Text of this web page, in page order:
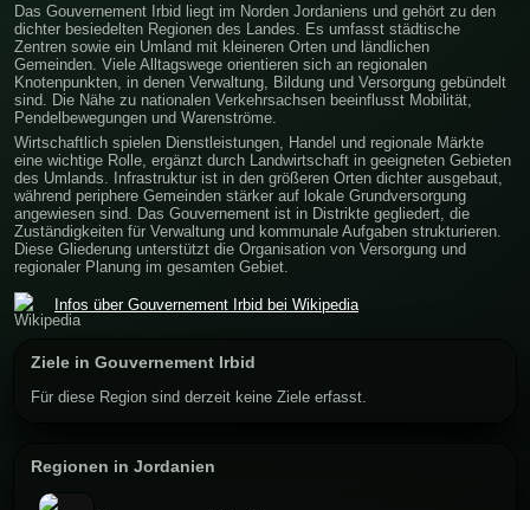
Das Gouvernement Irbid liegt im Norden Jordaniens und gehört zu den
dichter besiedelten Regionen des Landes. Es umfasst städtische
Zentren sowie ein Umland mit kleineren Orten und ländlichen
Gemeinden. Viele Alltagswege orientieren sich an regionalen
Knotenpunkten, in denen Verwaltung, Bildung und Versorgung gebündelt
sind. Die Nähe zu nationalen Verkehrsachsen beeinflusst Mobilität,
Pendelbewegungen und Warenströme.
Wirtschaftlich spielen Dienstleistungen, Handel und regionale Märkte
eine wichtige Rolle, ergänzt durch Landwirtschaft in geeigneten Gebieten
des Umlands. Infrastruktur ist in den größeren Orten dichter ausgebaut,
während periphere Gemeinden stärker auf lokale Grundversorgung
angewiesen sind. Das Gouvernement ist in Distrikte gegliedert, die
Zuständigkeiten für Verwaltung und kommunale Aufgaben strukturieren.
Diese Gliederung unterstützt die Organisation von Versorgung und
regionaler Planung im gesamten Gebiet.
Infos über Gouvernement Irbid bei Wikipedia
Ziele in Gouvernement Irbid
Für diese Region sind derzeit keine Ziele erfasst.
Regionen in Jordanien